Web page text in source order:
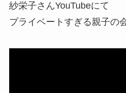
紗栄子さんYouTubeにて
プライベートすぎる親子の